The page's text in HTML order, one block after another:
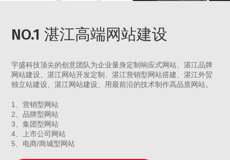
NO.1 湛江高端网站建设
宇盛科技顶尖的创意团队为企业量身定制响应式网站、湛江品牌
网站建设、湛江网站开发定制、湛江营销型网站搭建、湛江外贸
独立站建设、湛江网站建设、用最前沿的技术制作高品质网站。
1、营销型网站
2、品牌型网站
3、集团型网站
4、上市公司网站
5、电商/商城型网站